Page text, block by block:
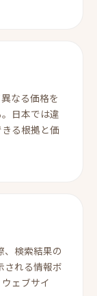
なる価格を
日本では違
る根拠と価
、検索結果の
される情報ボ
ェブサイ